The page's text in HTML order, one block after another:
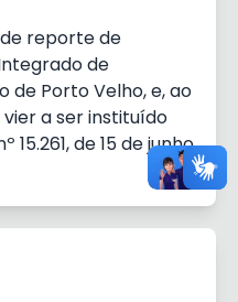
reporte de
de
de Porto Velho, e, ao
a ser instituído
de 15 de junho